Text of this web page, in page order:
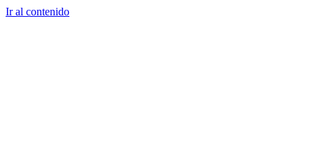
Ir al contenido